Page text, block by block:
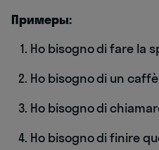
Примеры:
Ho bisogno di fare la
Ho bisogno di un
Ho bisogno di
Ho bisogno di finire